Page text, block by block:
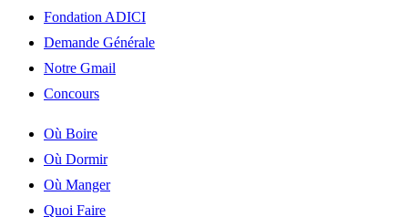
Fondation ADICI
Demande Générale
Notre Gmail
Concours
Où Boire
Où Dormir
Où Manger
Quoi Faire